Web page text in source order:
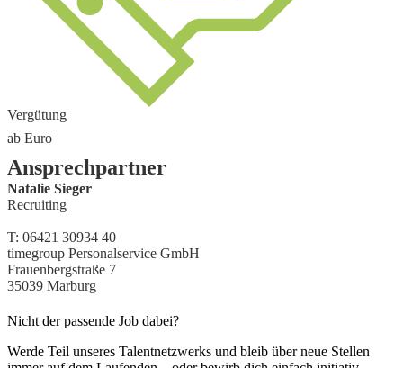
Vergütung
ab Euro
Ansprechpartner
Natalie Sieger
Recruiting
T: 06421 30934 40
timegroup Personalservice GmbH
Frauenbergstraße 7
35039 Marburg
Nicht der passende Job dabei?
Werde Teil unseres Talentnetzwerks und bleib über neue Stellen